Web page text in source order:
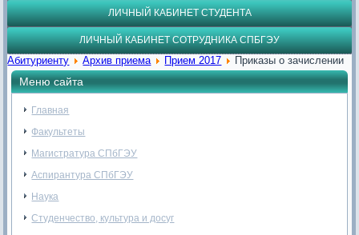
ЛИЧНЫЙ КАБИНЕТ СТУДЕНТА
ЛИЧНЫЙ КАБИНЕТ СОТРУДНИКА СПБГЭУ
Абитуриенту Архив приема Прием 2017 Приказы о зачислении
Меню сайта
Главная
Факультеты
Магистратура СПбГЭУ
Аспирантура СПбГЭУ
Наука
Студенчество, культура и досуг